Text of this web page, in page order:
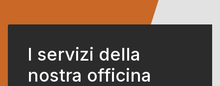
I servizi della
nostra officina